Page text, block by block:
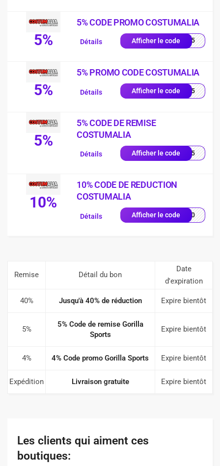
5%
5% CODE PROMO COSTUMALIA
Afficher le codeTTT5
Détails
5%
5% PROMO CODE COSTUMALIA
Afficher le codeRTT5
Détails
5%
5% CODE DE REMISE
COSTUMALIA
Afficher le codeFRW5
Détails
10%
10% CODE DE REDUCTION
COSTUMALIA
Afficher le codeRW10
Détails
Remise Détail du bon
Date
d'expiration
40% Jusqu'à 40% de réduction Expire bientôt
5%
5% Code de remise Gorilla
Sports
Expire bientôt
4% 4% Code promo Gorilla Sports Expire bientôt
Expédition Livraison gratuite Expire bientôt
Les clients qui aiment ces
boutiques: